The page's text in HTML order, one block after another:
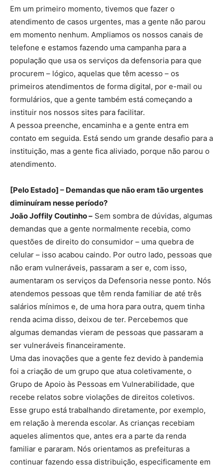
Em um primeiro momento, tivemos que fazer o
atendimento de casos urgentes, mas a gente não parou
em momento nenhum. Ampliamos os nossos canais de
telefone e estamos fazendo uma campanha para a
população que usa os serviços da defensoria para que
procurem – lógico, aquelas que têm acesso – os
primeiros atendimentos de forma digital, por e-mail ou
formulários, que a gente também está começando a
instituir nos nossos sites para facilitar.
A pessoa preenche, encaminha e a gente entra em
contato em seguida. Está sendo um grande desafio para a
instituição, mas a gente fica aliviado, porque não parou o
atendimento.
[Pelo Estado] – Demandas que não eram tão urgentes
diminuíram nesse período?
João Joffily Coutinho – Sem sombra de dúvidas, algumas
demandas que a gente normalmente recebia, como
questões de direito do consumidor – uma quebra de
celular – isso acabou caindo. Por outro lado, pessoas que
não eram vulneráveis, passaram a ser e, com isso,
aumentaram os serviços da Defensoria nesse ponto. Nós
atendemos pessoas que têm renda familiar de até três
salários mínimos e, de uma hora para outra, quem tinha
renda acima disso, deixou de ter. Percebemos que
algumas demandas vieram de pessoas que passaram a
ser vulneráveis financeiramente.
Uma das inovações que a gente fez devido à pandemia
foi a criação de um grupo que atua coletivamente, o
Grupo de Apoio às Pessoas em Vulnerabilidade, que
recebe relatos sobre violações de direitos coletivos.
Esse grupo está trabalhando diretamente, por exemplo,
em relação à merenda escolar. As crianças recebiam
aqueles alimentos que, antes era a parte da renda
familiar e pararam. Nós orientamos as prefeituras a
continuar fazendo essa distribuição, especificamente em